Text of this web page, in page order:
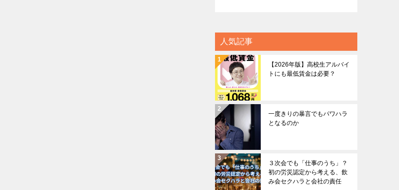
人気記事
【2026年版】高校生アルバイ
トにも最低賃金は必要？
一度きりの暴言でもパワハラ
となるのか
３次会でも「仕事のうち」？
初の労災認定から考える、飲
み会セクハラと会社の責任